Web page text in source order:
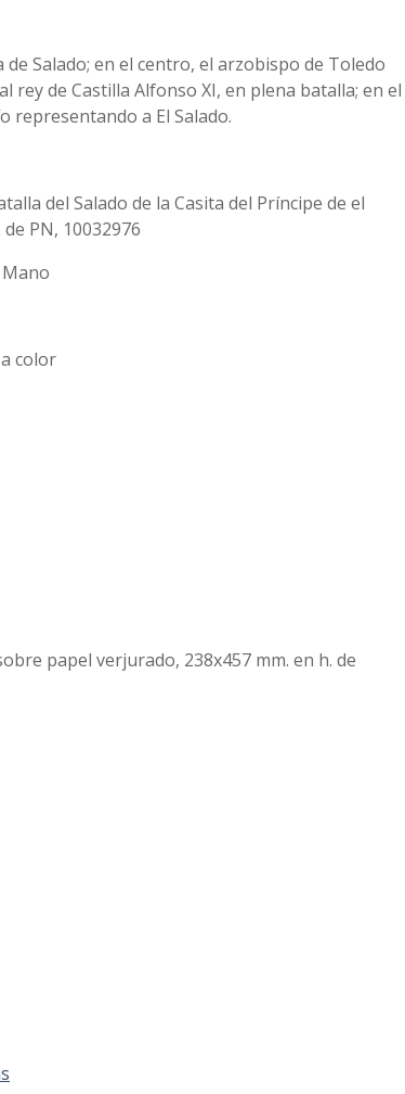
Salado; en el centro, el arzobispo de Toledo
rey de Castilla Alfonso XI, en plena batalla; en el
representando a El Salado.
del Salado de la Casita del Príncipe de el
PN, 10032976
color
papel verjurado, 238x457 mm. en h. de